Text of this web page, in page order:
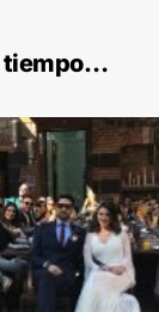
tiempo…